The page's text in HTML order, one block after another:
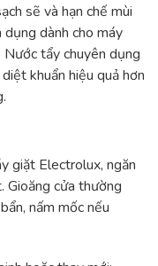
sẽ và hạn chế mùi
dành cho máy
tẩy chuyên dụng
khuẩn hiệu quả hơn
giặt Electrolux, ngăn
Gioăng cửa thường
nấm mốc nếu